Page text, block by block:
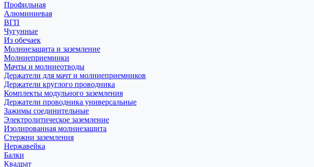
Профильная
Алюминиевая
ВГП
Чугунные
Из обечаек
Молниезащита и заземление
Молниеприемники
Мачты и молниеотводы
Держатели для мачт и молниеприемников
Держатели круглого проводника
Комплекты модульного заземления
Держатели проводника универсальные
Зажимы соединительные
Электролитическое заземление
Изолированная молниезащита
Стержни заземления
Нержавейка
Балки
Квадрат